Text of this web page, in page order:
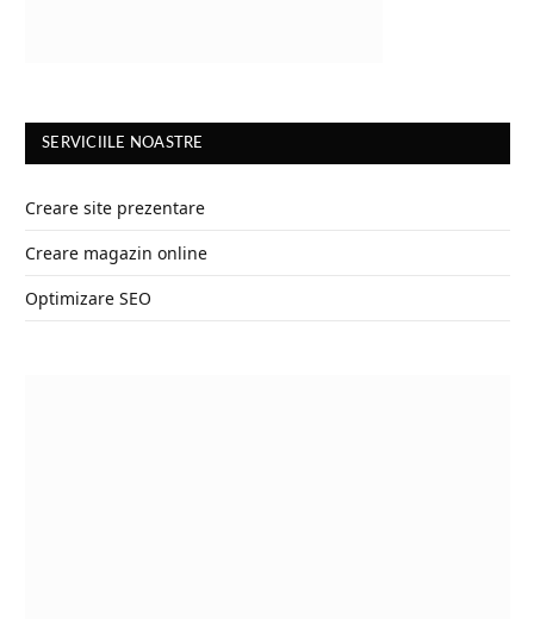
SERVICIILE NOASTRE
Creare site prezentare
Creare magazin online
Optimizare SEO